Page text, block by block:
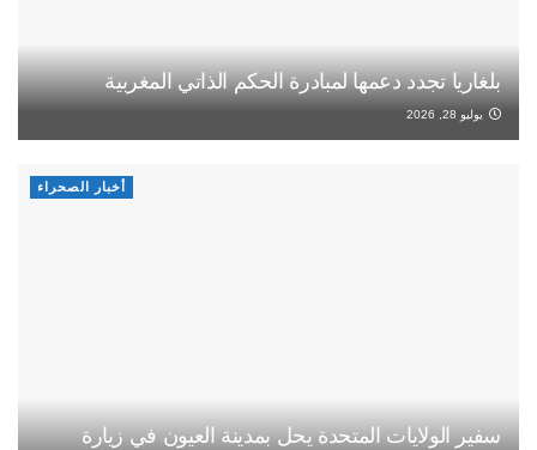
بلغاريا تجدد دعمها لمبادرة الحكم الذاتي المغربية
يوليو 28, 2026
أخبار الصحراء
سفير الولايات المتحدة يحل بمدينة العيون في زيارة